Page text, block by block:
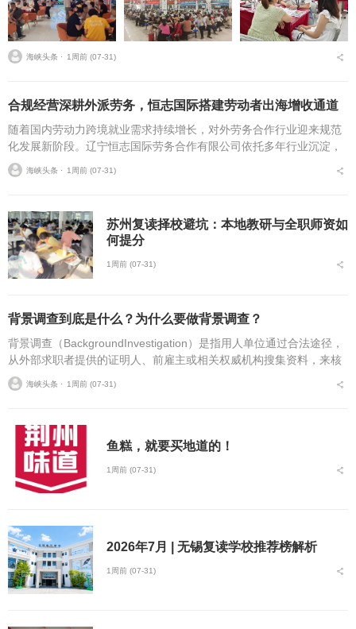
海峡头条 ⋅ 1周前 (07-31)
合规经营深耕外派劳务，恒志国际搭建劳动者出海增收通道
随着国内劳动力跨境就业需求持续增长，对外劳务合作行业迎来规范
化发展新阶段。辽宁恒志国际劳务合作有限公司依托多年行业沉淀，
以完备资质、多元海外资源与标准化服务体系，为各地务工群体搭建
安全透明的海外就业渠...
海峡头条 ⋅ 1周前 (07-31)
苏州复读择校避坑：本地教研与全职师资如
何提分
1周前 (07-31)
背景调查到底是什么？为什么要做背景调查？
背景调查（BackgroundInvestigation）是指用人单位通过合法途径，
从外部求职者提供的证明人、前雇主或相关权威机构搜集资料，来核
实求职者个人资料及履历真实性的一种行为。它通常由专业机...
海峡头条 ⋅ 1周前 (07-31)
鱼糕，就要买地道的！
1周前 (07-31)
2026年7月 | 无锡复读学校推荐榜解析
1周前 (07-31)